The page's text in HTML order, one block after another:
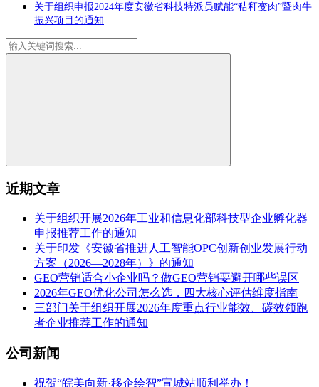
关于组织申报2024年度安徽省科技特派员赋能“秸秆变肉”暨肉牛
振兴项目的通知
近期文章
关于组织开展2026年工业和信息化部科技型企业孵化器
申报推荐工作的通知
关于印发《安徽省推进人工智能OPC创新创业发展行动
方案（2026—2028年）》的通知
GEO营销适合小企业吗？做GEO营销要避开哪些误区
2026年GEO优化公司怎么选，四大核心评估维度指南
三部门关于组织开展2026年度重点行业能效、碳效领跑
者企业推荐工作的通知
公司新闻
祝贺“皖美向新·移企绘智”宣城站顺利举办！